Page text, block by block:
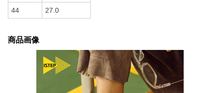
44 27.0
商品画像